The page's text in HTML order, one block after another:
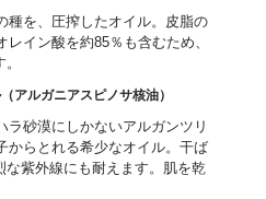
種を、圧搾したオイル。皮脂の
レイン酸を約85％も含むため、
アルガニアスピノサ核油）
ラ砂漠にしかないアルガンツリ
からとれる希少なオイル。干ば
紫外線にも耐えます。肌を乾